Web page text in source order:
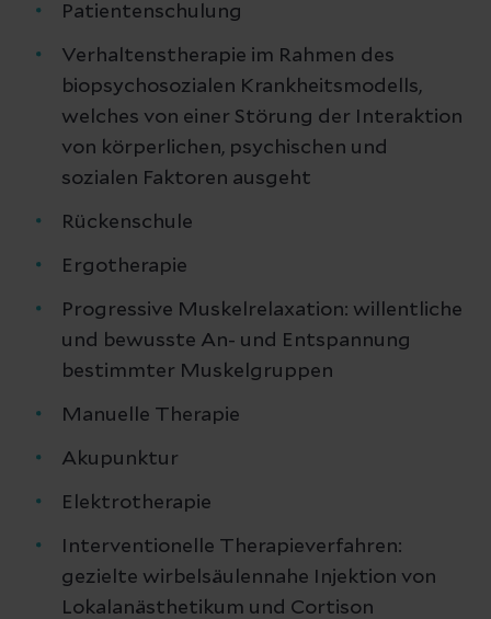
Patientenschulung
Verhaltenstherapie im Rahmen des
biopsychosozialen Krankheitsmodells,
welches von einer Störung der Interaktion
von körperlichen, psychischen und
sozialen Faktoren ausgeht
Rückenschule
Ergotherapie
Progressive Muskelrelaxation: willentliche
und bewusste An- und Entspannung
bestimmter Muskelgruppen
Manuelle Therapie
Akupunktur
Elektrotherapie
Interventionelle Therapieverfahren:
gezielte wirbelsäulennahe Injektion von
Lokalanästhetikum und Cortison